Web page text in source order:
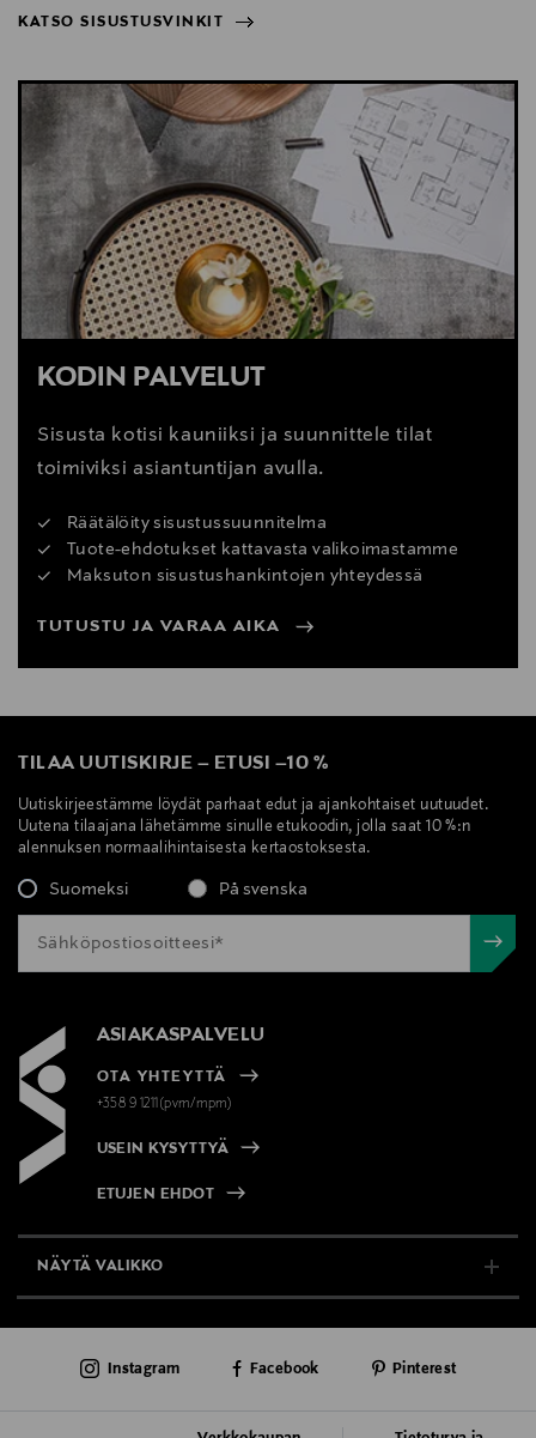
KATSO SISUSTUSVINKIT
KATSO SISUSTUSVINKIT
KODIN PALVELUT
Sisusta kotisi kauniiksi ja suunnittele tilat
toimiviksi asiantuntijan avulla.
Räätälöity sisustussuunnitelma
Tuote-ehdotukset kattavasta valikoimastamme
Maksuton sisustushankintojen yhteydessä
TUTUSTU JA VARAA AIKA
TILAA UUTISKIRJE – ETUSI –10 %
Uutiskirjeestämme löydät parhaat edut ja ajankohtaiset uutuudet.
Uutena tilaajana lähetämme sinulle etukoodin, jolla saat 10 %:n
alennuksen normaalihintaisesta kertaostoksesta.
Suomeksi På svenska
ASIAKASPALVELU
OTA YHTEYTTÄ
+358 9 1211(pvm/mpm)
USEIN KYSYTTYÄ
ETUJEN EHDOT
NÄYTÄ VALIKKO
AJANKOHTAISTA
Instagram Facebook Pinterest